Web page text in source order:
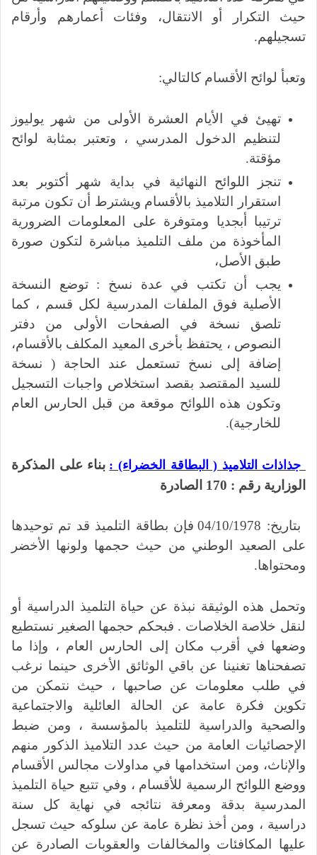
حيث التكرار أو الانتقال، وفئات أعمارهم وأرقام
تسجيلهم.
وتعبأ لوائح الأقسام كالتالي:
تهيئ في الأيام العشرة الأولى من شهر يوليوز
لتنظيم الدخول المدرسي ، وتعتبر بمثابة لوائح
مؤقتة.
تنجز اللوائح النهائية في بداية شهر أكتوبر بعد
استقرار التلاميذ بالأقسام ويشترط أن تكون مرتبة
ترتيبا أبجديا ومتوفرة على المعلومات الضرورية
المأخوذة من ملف التلميذ مباشرة لتكون صورة
طبق الأصل،
يجب أن تكتب في عدة نسخ : توضع النسخة
الأصلية فوق الملفات المدرسية لكل قسم ، كما
تلصق نسخة في الصفحات الأولى من دفتر
النصوص ، يحتفظ بأخرى المعيد المكلف بالأقسام،
إضافة إلى نسخ تستعمل عند الحاجة ( نسخة
للسيد المقتصد بقصد استخلاص واجبات التسجيل
وتكون هذه اللوائح موقعة من قبل الحارس العام
للخارجية).
جذاذات التلاميذ ( البطاقة الخضراء) : بناء على المذكرة
الوزارية رقم : 170 الصادرة
بتاريخ: 04/10/1978 فإن بطاقة التلميذ قد تم توحيدها
على الصعيد الوطني من حيث حجمها ولونها الأخضر
ومحتواها.
وتحمل هذه الوثيقة نبذة عن حياة التلميذ الدراسية أو
لنقل خلاصة الخلاصات . فبحكم حجمها الصغير نستطيع
وضعها في أقرب مكان إلى الحارس العام ، وإذا ما
تصفحناها تغنينا عن باقي الوثائق الأخرى حينما نرغب
في طلب معلومات عن صاحبها ، حيث نتمكن من
تكوين فكرة عامة عن الحالة العائلية والاجتماعية
والصحية والدراسية للتلميذ بالمؤسسة ، ومن ضبط
الإحصائيات العامة من حيث عدد التلاميذ الذكور منهم
والإناث، ومن استخدامها في مداولات مجالس الأقسام
ووضع اللوائح الرسمية للأقسام ، وفي تتبع حياة التلميذ
المدرسية بدقة ومعرفة نتائجه في نهاية كل سنة
دراسية ، ومن أخذ نظرة عامة عن سلوكه حيث تسجل
عليها المكافئات والمخالفات والعقوبات الصادرة عن